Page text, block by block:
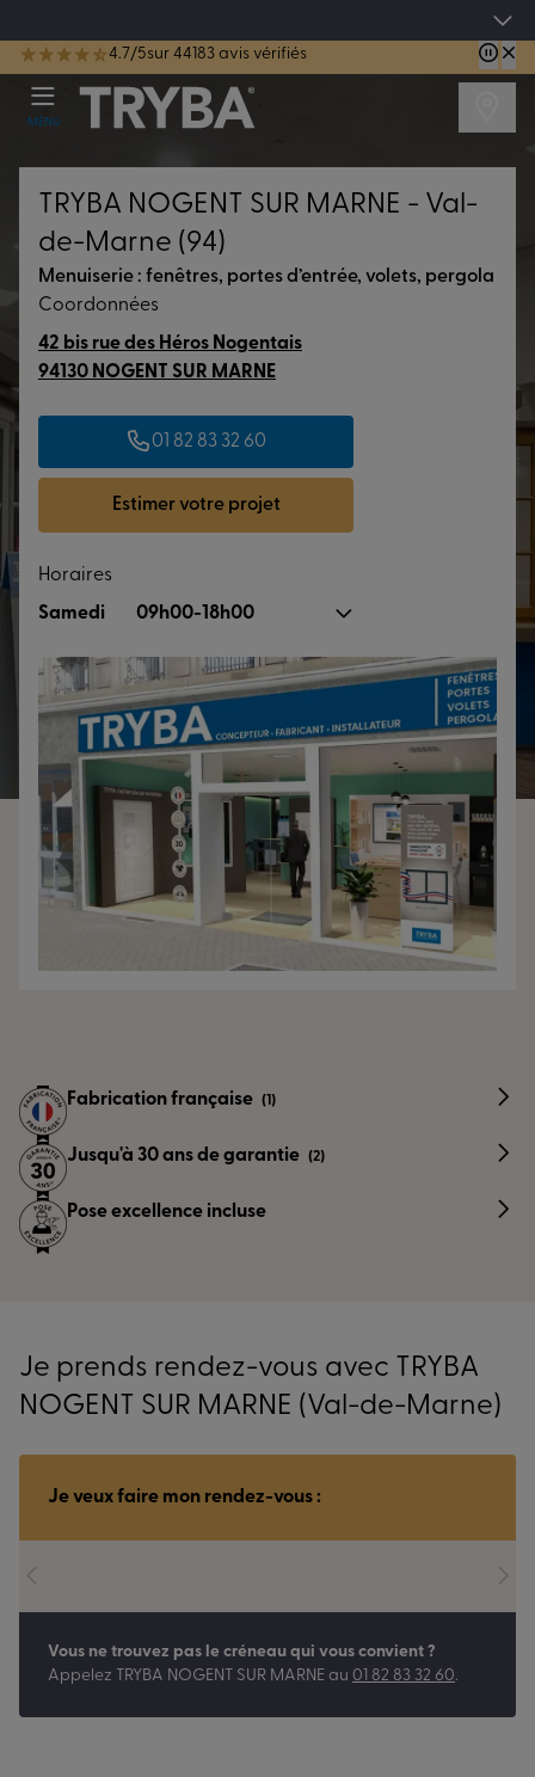
Les jours tentation : Jusqu'à -15% sur vos fenêtres, portes, volets et pergolas
4.7/5sur 44183 avis vérifiés
TRYBA a été réélue Meilleure Enseigne de Menuiserie de l'année pour la 7ème année consécutive.
MENU
TRYBA NOGENT SUR MARNE - Val-
de-Marne (94)
Menuiserie : fenêtres, portes d’entrée, volets, pergola
Coordonnées
42 bis rue des Héros Nogentais
94130 NOGENT SUR MARNE
01 82 83 32 60
Estimer votre projet
Horaires
Samedi
09h00-18h00
Fabrication française (1)
Jusqu'à 30 ans de garantie (2)
Pose excellence incluse
Je prends rendez-vous avec TRYBA
NOGENT SUR MARNE (Val-de-Marne)
Je veux faire mon rendez-vous :
Vous ne trouvez pas le créneau qui vous convient ?
Appelez TRYBA NOGENT SUR MARNE au 01 82 83 32 60.